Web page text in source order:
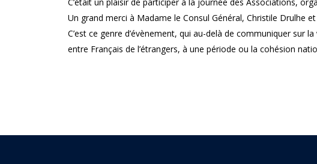
Un grand merci à Madame le Consul Général, Christile Drulhe
C’est ce genre d’évènement, qui au-delà de communiquer
entre Français de l’étrangers, à une période ou la cohésion